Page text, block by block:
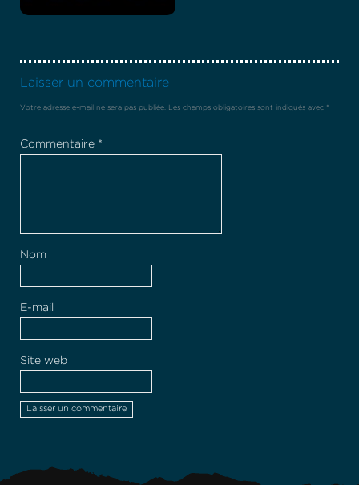
Laisser un commentaire
Votre adresse e-mail ne sera pas publiée. Les champs obligatoires sont indiqués avec *
Commentaire *
Nom
E-mail
Site web